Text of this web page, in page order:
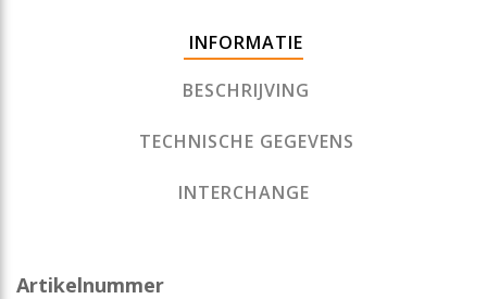
INFORMATIE
BESCHRIJVING
TECHNISCHE GEGEVENS
INTERCHANGE
Artikelnummer